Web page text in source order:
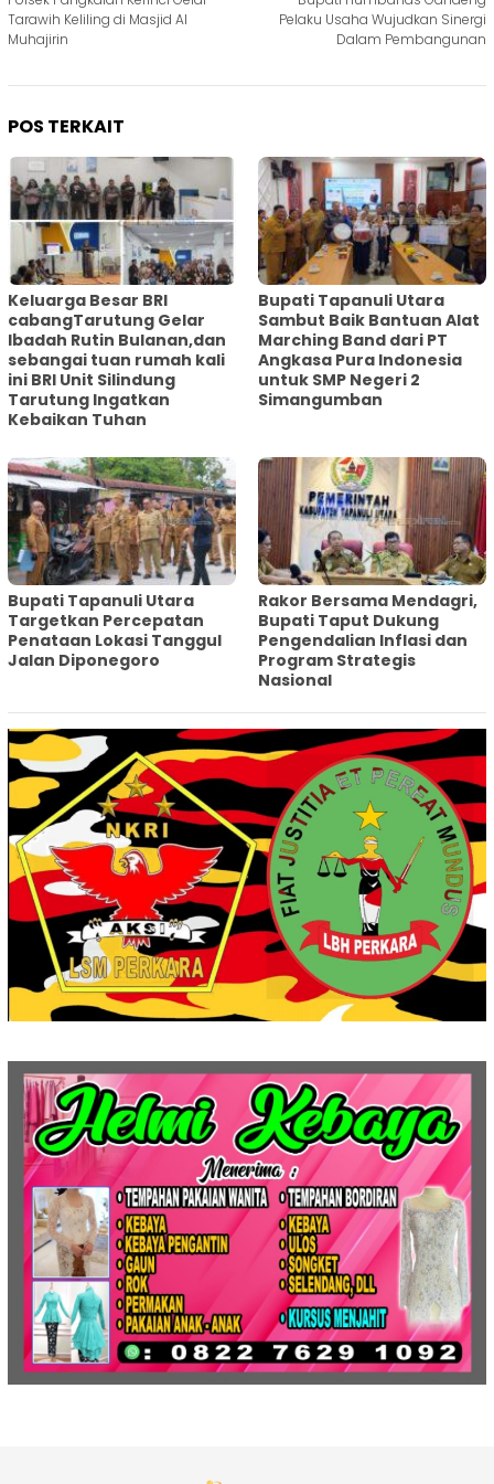
pos
Tarawih Keliling di Masjid Al
Muhajirin
Pelaku Usaha Wujudkan Sinergi
Dalam Pembangunan
POS TERKAIT
Keluarga Besar BRI
cabangTarutung Gelar
Ibadah Rutin Bulanan,dan
sebangai tuan rumah kali
ini BRI Unit Silindung
Tarutung Ingatkan
Kebaikan Tuhan
Bupati Tapanuli Utara
Sambut Baik Bantuan Alat
Marching Band dari PT
Angkasa Pura Indonesia
untuk SMP Negeri 2
Simangumban
‎Bupati Tapanuli Utara
Targetkan Percepatan
Penataan Lokasi Tanggul
Jalan Diponegoro
Rakor Bersama Mendagri,
Bupati Taput Dukung
Pengendalian Inflasi dan
Program Strategis
Nasional‎